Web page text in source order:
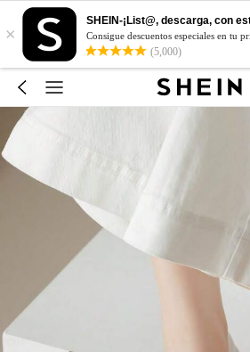
×
SHEIN-¡List@, descarga, con
Consigue descuentos especiales en tu
(5,000)